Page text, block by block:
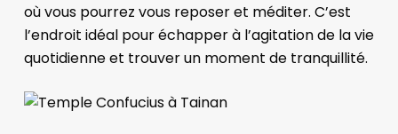
où vous pourrez vous reposer et méditer. C’est
l’endroit idéal pour échapper à l’agitation de la vie
quotidienne et trouver un moment de tranquillité.